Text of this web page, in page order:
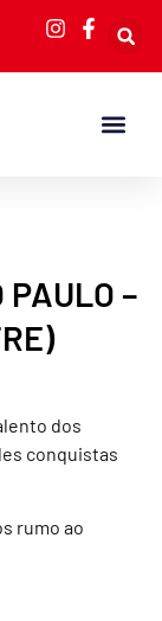
PAULO –
dos
conquistas
rumo ao